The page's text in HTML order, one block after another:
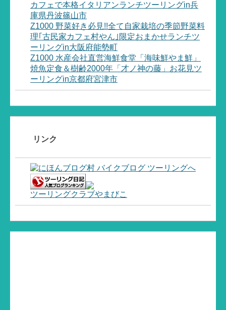
カフェで本格イタリアンランチツーリングin兵
庫県丹波篠山市
Z1000 野菜好き必見!!全て自家栽培の季節野菜料
理｢古民家カフェ村やん｣限定おまかせランチツ
ーリングin大阪府能勢町
Z1000 水産会社直営海鮮食堂「海味鮮やま鮮」
焼魚定食＆樹齢2000年「才ノ神の藤」お花見ツ
ーリングin京都府宮津市
リンク
ツーリングクラブやまびこ